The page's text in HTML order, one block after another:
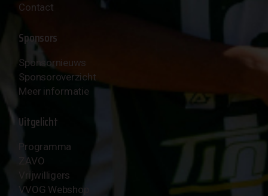
Contact
Sponsors
Sponsornieuws
Sponsoroverzicht
Meer informatie
Uitgelicht
Programma
ZAVO
Vrijwilligers
VVOG Webshop